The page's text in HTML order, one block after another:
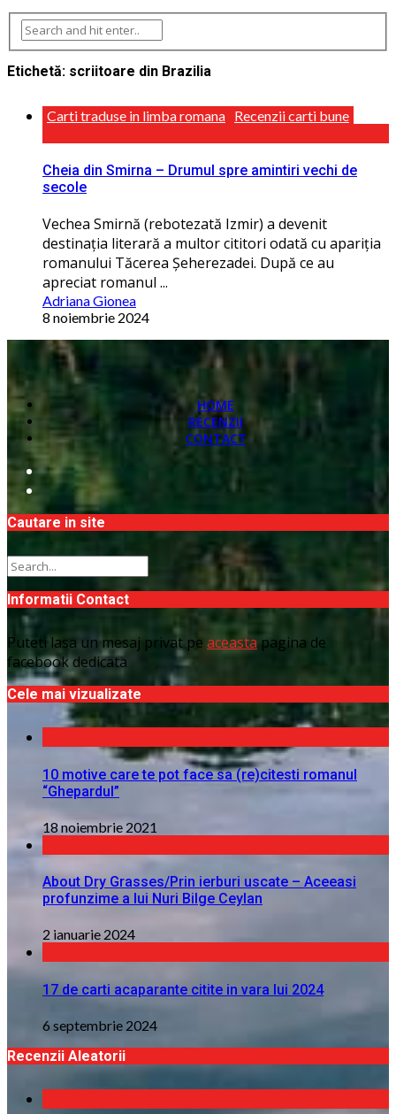
Etichetă: scriitoare din Brazilia
Carti traduse in limba romana Recenzii carti bune
Cheia din Smirna – Drumul spre amintiri vechi de
secole
Vechea Smirnă (rebotezată Izmir) a devenit
destinația literară a multor cititori odată cu apariția
romanului Tăcerea Şeherezadei. După ce au
apreciat romanul ...
Adriana Gionea
8 noiembrie 2024
HOME
RECENZII
CONTACT
Cautare in site
Informatii Contact
Puteti lasa un mesaj privat pe aceasta pagina de
facebook dedicata
Cele mai vizualizate
10 motive care te pot face sa (re)citesti romanul
“Ghepardul”
18 noiembrie 2021
About Dry Grasses/Prin ierburi uscate – Aceeasi
profunzime a lui Nuri Bilge Ceylan
2 ianuarie 2024
17 de carti acaparante citite in vara lui 2024
6 septembrie 2024
Recenzii Aleatorii